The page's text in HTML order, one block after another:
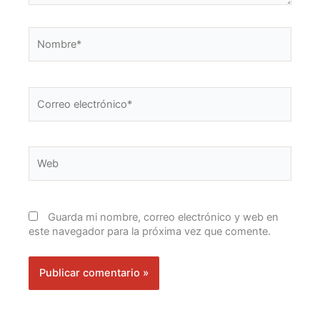
electrónico*
Guarda mi nombre, correo electrónico y web en
este navegador para la próxima vez que comente.